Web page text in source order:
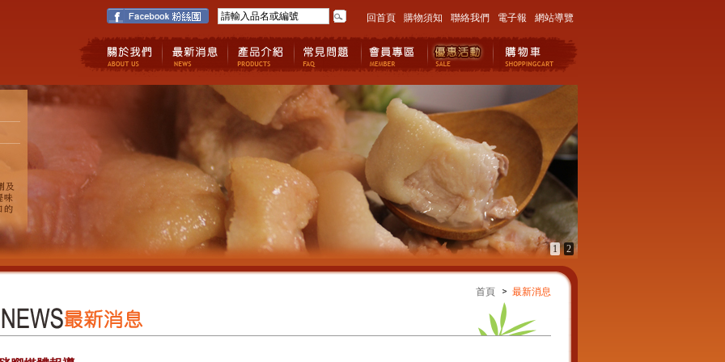
回首頁 購物須知 聯絡我們 電子報 網站導覽
1 2
首頁 最新消息